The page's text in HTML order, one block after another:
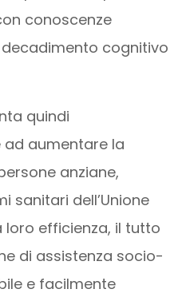
conoscenze
cognitivo
quindi
aumentare la
anziane,
sanitari dell’Unione
loro efficienza, il tutto
di assistenza socio-
e facilmente